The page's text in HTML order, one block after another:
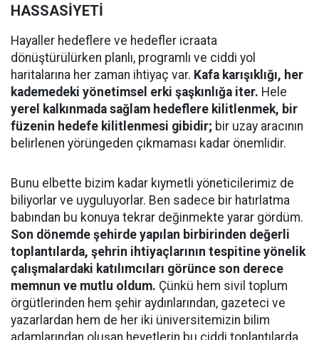
HASSASİYETİ
​Hayaller hedeflere ve hedefler icraata
dönüştürülürken planlı, programlı ve ciddi yol
haritalarına her zaman ihtiyaç var. Kafa karışıklığı, her
kademedeki yönetimsel erki şaşkınlığa iter. Hele
yerel kalkınmada sağlam hedeflere kilitlenmek, bir
füzenin hedefe kilitlenmesi gibidir; bir uzay aracının
belirlenen yörüngeden çıkmaması kadar önemlidir.
​Bunu elbette bizim kadar kıymetli yöneticilerimiz de
biliyorlar ve uyguluyorlar. Ben sadece bir hatırlatma
babından bu konuya tekrar değinmekte yarar gördüm.
Son dönemde şehirde yapılan birbirinden değerli
toplantılarda, şehrin ihtiyaçlarının tespitine yönelik
çalışmalardaki katılımcıları görünce son derece
memnun ve mutlu oldum. Çünkü hem sivil toplum
örgütlerinden hem şehir aydınlarından, gazeteci ve
yazarlardan hem de her iki üniversitemizin bilim
adamlarından oluşan heyetlerin bu ciddi toplantılarda